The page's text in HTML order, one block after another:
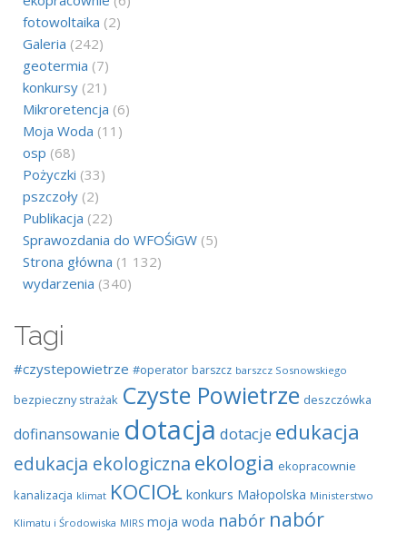
fotowoltaika (2)
Galeria (242)
geotermia (7)
konkursy (21)
Mikroretencja (6)
Moja Woda (11)
osp (68)
Pożyczki (33)
pszczoły (2)
Publikacja (22)
Sprawozdania do WFOŚiGW (5)
Strona główna (1 132)
wydarzenia (340)
Tagi
#czystepowietrze #operator barszcz barszcz Sosnowskiego
bezpieczny strażak Czyste Powietrze deszczówka
dofinansowanie dotacja dotacje edukacja
edukacja ekologiczna ekologia ekopracownie
kanalizacja klimat KOCIOŁ konkurs Małopolska Ministerstwo
Klimatu i Środowiska MIRS moja woda nabór nabór